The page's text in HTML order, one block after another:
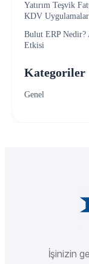
Yatırım Teşvik
KDV
Bulut ERP Nedir?
Etkisi
Kategoriler
Genel
İşinizin